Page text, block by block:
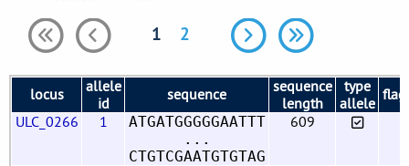
1 2
locus
allele
id
sequence
sequence
length
type
allele
ULC_0266
1
ATGATGGGGGAATTT
...
CTGTCGAATGTGTAG
609